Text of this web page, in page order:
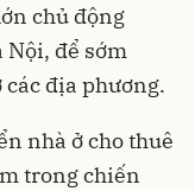
chủ động
để sớm
địa phương.
nhà ở cho thuê
trong chiến